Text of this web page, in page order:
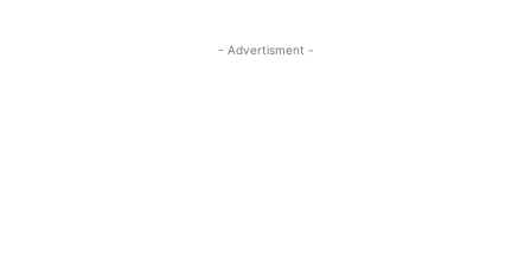
- Advertisment -